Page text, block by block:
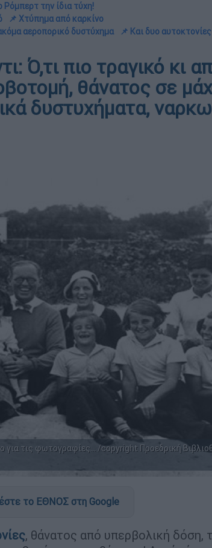
Ρόμπερτ την ίδια τύχη!
📌 Χτύπημα από καρκίνο
αεροπορικό δυστύχημα
📌 Και δυο αυτοκτονίες
Ό,τι πιο τραγικό κι
θάνατος σε
δυστυχήματα,
για τις φωτογραφίες... /copyright Προεδρική
το ΕΘΝΟΣ στη Google
, θάνατος από υπερβολική δόση,